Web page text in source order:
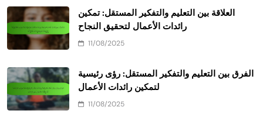
العلاقة بين التعليم والتفكير المستقل: تمكين
رائدات الأعمال لتحقيق النجاح
11/08/2025
الفرق بين التعليم والتفكير المستقل: رؤى رئيسية
لتمكين رائدات الأعمال
11/08/2025